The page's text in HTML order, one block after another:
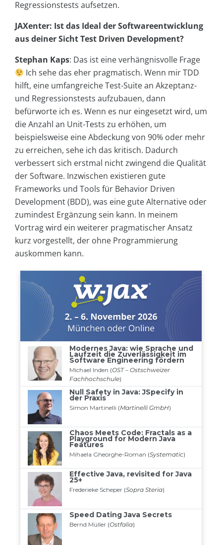
Regressionstests aufsetzen.
JAXenter: Ist das Ideal der Softwareentwicklung
aus deiner Sicht Test Driven Development?
Stephan Kaps: Das ist eine verhängnisvolle Frage
Ich sehe das eher pragmatisch. Wenn mir TDD
hilft, eine umfangreiche Test-Suite an Akzeptanz-
und Regressionstests aufzubauen, dann
befürworte ich es. Wenn es nur eingesetzt wird, um
die Anzahl an Unit-Tests zu erhöhen, um
beispielsweise eine Abdeckung von 90% oder mehr
zu erreichen, sehe ich das kritisch. Dadurch
verbessert sich erstmal nicht zwingend die Qualität
der Software. Inzwischen existieren gute
Frameworks und Tools für Behavior Driven
Development (BDD), was eine gute Alternative oder
zumindest Ergänzung sein kann. In meinem
Vortrag wird ein weiterer pragmatischer Ansatz
kurz vorgestellt, der ohne Programmierung
auskommen kann.